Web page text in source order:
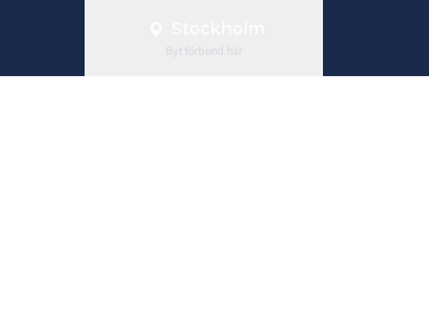
Byt förbund här